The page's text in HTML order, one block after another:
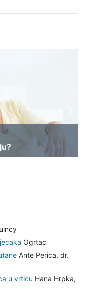
Ogrtac
Ante Perica, dr.
u vrticu Hana Hrpka,